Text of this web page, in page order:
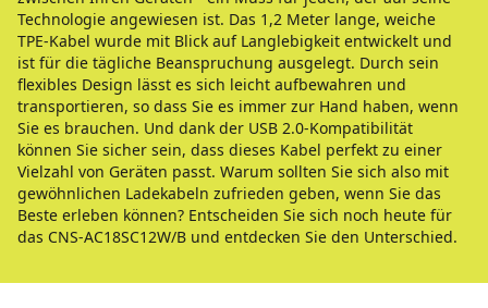
Technologie angewiesen ist. Das 1,2 Meter lange, weiche
TPE-Kabel wurde mit Blick auf Langlebigkeit entwickelt und
ist für die tägliche Beanspruchung ausgelegt. Durch sein
flexibles Design lässt es sich leicht aufbewahren und
transportieren, so dass Sie es immer zur Hand haben, wenn
Sie es brauchen. Und dank der USB 2.0-Kompatibilität
können Sie sicher sein, dass dieses Kabel perfekt zu einer
Vielzahl von Geräten passt. Warum sollten Sie sich also mit
gewöhnlichen Ladekabeln zufrieden geben, wenn Sie das
Beste erleben können? Entscheiden Sie sich noch heute für
das CNS-AC18SC12W/B und entdecken Sie den Unterschied.